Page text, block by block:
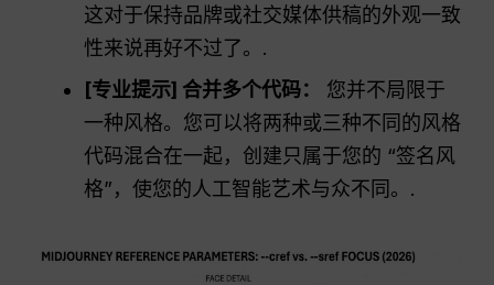
这对于保持品牌或社交媒体供稿的外观一致
性来说再好不过了。.
[专业提示] 合并多个代码：
您并不局限于
一种风格。您可以将两种或三种不同的风格
代码混合在一起，创建只属于您的 “签名风
格”，使您的人工智能艺术与众不同。.